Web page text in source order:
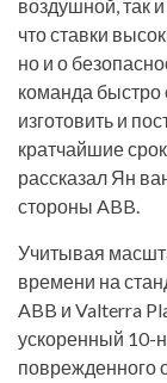
воздушной, так
что ставки
но и о
команда быстро
изготовить и
кратчайшие
рассказал Ян
стороны ABB.
Учитывая
времени на
ABB и Valterra
ускоренный 10-
поврежденного